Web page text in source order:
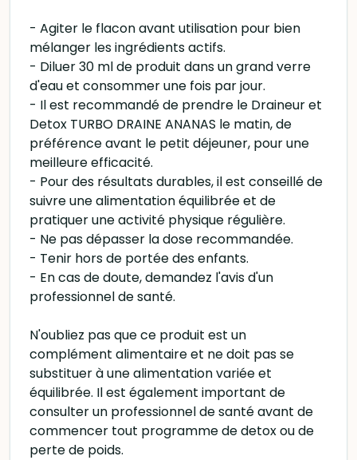
- Agiter le flacon avant utilisation pour bien
mélanger les ingrédients actifs.
- Diluer 30 ml de produit dans un grand verre
d'eau et consommer une fois par jour.
- Il est recommandé de prendre le Draineur et
Detox TURBO DRAINE ANANAS le matin, de
préférence avant le petit déjeuner, pour une
meilleure efficacité.
- Pour des résultats durables, il est conseillé de
suivre une alimentation équilibrée et de
pratiquer une activité physique régulière.
- Ne pas dépasser la dose recommandée.
- Tenir hors de portée des enfants.
- En cas de doute, demandez l'avis d'un
professionnel de santé.
N'oubliez pas que ce produit est un
complément alimentaire et ne doit pas se
substituer à une alimentation variée et
équilibrée. Il est également important de
consulter un professionnel de santé avant de
commencer tout programme de detox ou de
perte de poids.